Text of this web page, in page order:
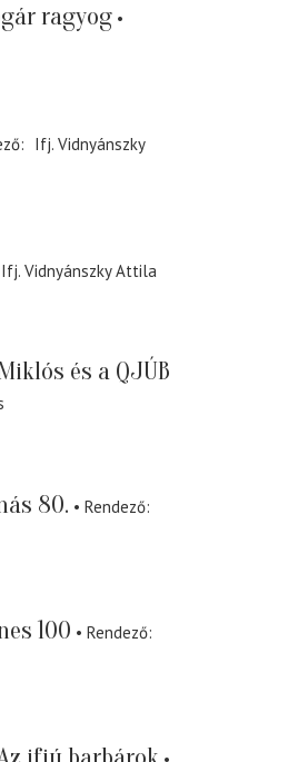
ragyog
Ifj. Vidnyánszky
Ifj. Vidnyánszky Attila
és a QJÚB
80.
Rendező
100
Rendező